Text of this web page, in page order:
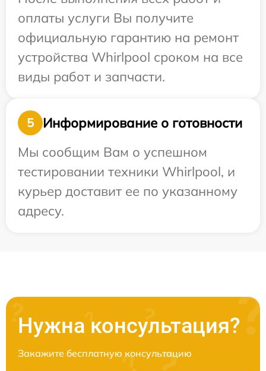
оплаты услуги Вы получите
официальную гарантию на ремонт
устройства Whirlpool сроком на все
виды работ и запчасти.
5
Информирование о готовности
Мы сообщим Вам о успешном
тестировании техники Whirlpool, и
курьер доставит ее по указанному
адресу.
Нужна консультация?
Закажите бесплатную консультацию